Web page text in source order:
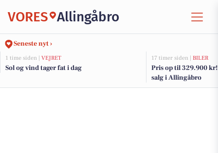
VORES Allingåbro
Seneste nyt ›
1 time siden | VEJRET
Sol og vind tager fat i dag
17 timer siden | BILER
Pris op til 329.900
salg i Allingåbro